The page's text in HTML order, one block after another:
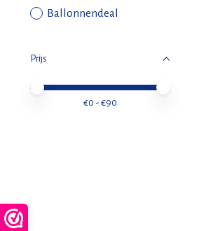
Ballonnendeal
Prijs
Minimale prijswaarde
Price maximum value
€0 - €90